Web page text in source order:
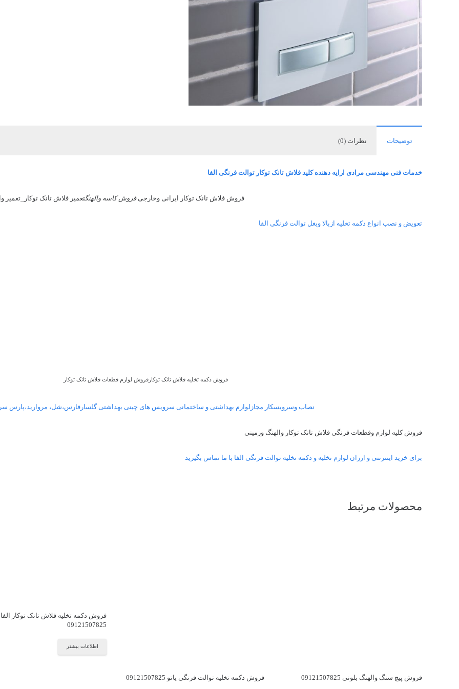
توضیحات نظرات (0)
خدمات فنی مهندسی مرادی ارایه دهنده کلید فلاش تانک توکار توالت فرنگی الفا
فروش فلاش تانک توکار ایرانی وخارجیفروش کاسه والهنگتعمیر فلاش تانک توکار_تعمیر
تعویض و نصب انواع دکمه تخلیه ازبالا وبغل توالت فرنگی الفا
فروش دکمه تخلیه فلاش تانک توکارفروش لوازم قطعات فلاش تانک توکار
نصاب وسرویسکار مجازلوازم بهداشتی و ساختمانی سرویس های چینی بهداشتی گلسارفارس،شل، مروارید،پارس
فروش کلیه لوازم وقطعات فرنگی فلاش تانک توکار والهنگ وزمینی
برای خرید اینترنتی و ارزان لوازم تخلیه و دکمه تخلیه توالت فرنگی الفا با ما تماس بگیرید
محصولات مرتبط
فروش پیچ سنگ والهنگ بلونی 09121507825 فروش دکمه تخلیه توالت فرنگی یاتو 09121507825
فروش دکمه تخلیه فلاش تانک توکار الفا
09121507825
اطلاعات بیشتر